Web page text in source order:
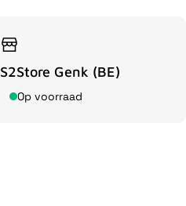
S2Store Genk (BE)
Op voorraad